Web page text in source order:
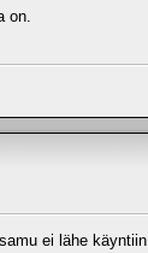
on.
ei lähe käyntiin